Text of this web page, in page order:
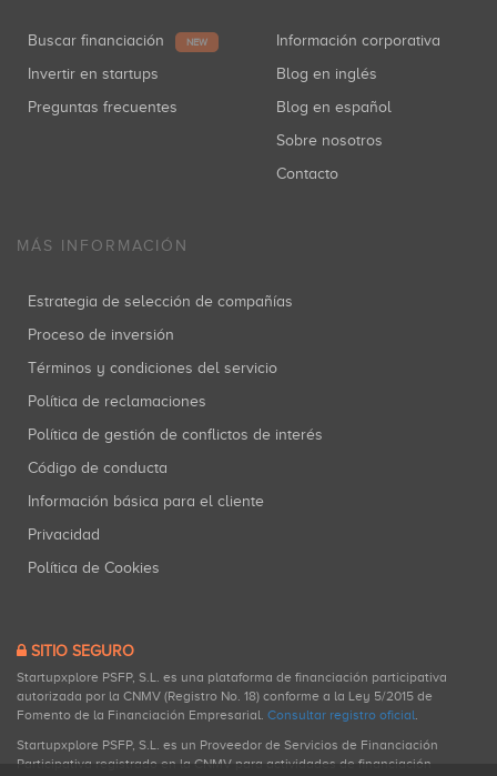
Buscar financiación NEW
Invertir en startups
Preguntas frecuentes
Información corporativa
Blog en inglés
Blog en español
Sobre nosotros
Contacto
MÁS INFORMACIÓN
Estrategia de selección de compañías
Proceso de inversión
Términos y condiciones del servicio
Política de reclamaciones
Política de gestión de conflictos de interés
Código de conducta
Información básica para el cliente
Privacidad
Política de Cookies
SITIO SEGURO
Startupxplore PSFP, S.L. es una plataforma de financiación participativa
autorizada por la CNMV (Registro No. 18) conforme a la Ley 5/2015 de
Fomento de la Financiación Empresarial. Consultar registro oficial.
Startupxplore PSFP, S.L. es un Proveedor de Servicios de Financiación
Participativa registrado en la CNMV para actividades de financiación